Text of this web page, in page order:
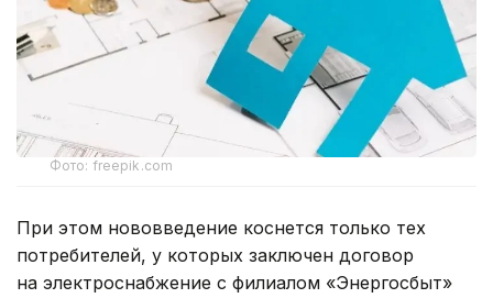
Фото: freepik.com
При этом нововведение коснется только тех
потребителей, у которых заключен договор
на электроснабжение с филиалом «Энергосбыт»